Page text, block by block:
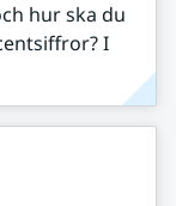
hur ska du
I